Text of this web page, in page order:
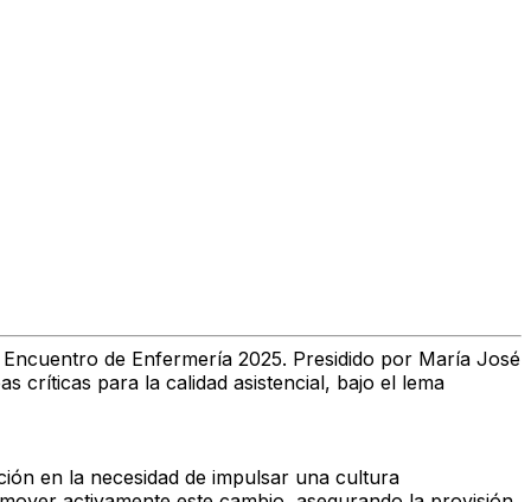
de Enfermería 2025. Presidido por María José
críticas para la calidad asistencial, bajo el lema
en la necesidad de impulsar una cultura